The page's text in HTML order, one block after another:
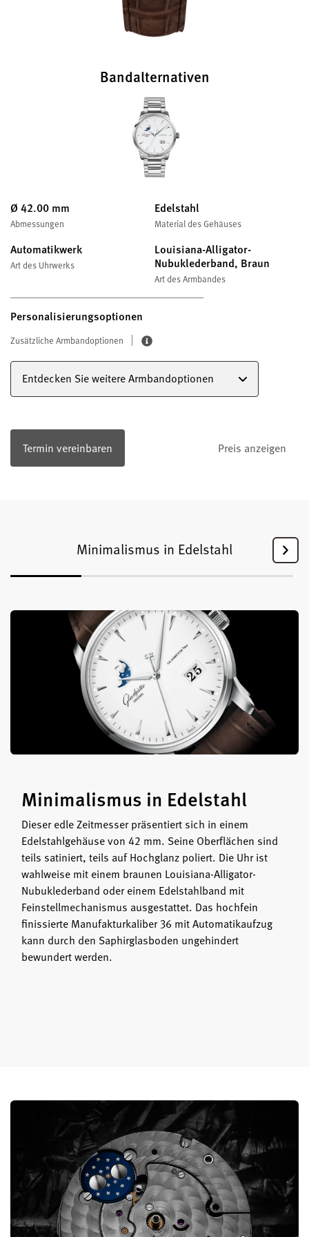
Bandalternativen
Ø 42.00 mm
Abmessungen
Edelstahl
Material des Gehäuses
Automatikwerk
Art des Uhrwerks
Louisiana-Alligator-
Nubuklederband, Braun
Art des Armbandes
Personalisierungsoptionen
Zusätzliche Armbandoptionen
Entdecken Sie weitere Armbandoptionen
Termin vereinbaren Preis anzeigen
Minimalismus in Edelstahl
Minimalismus in Edelstahl
Dieser edle Zeitmesser präsentiert sich in einem
Edelstahlgehäuse von 42 mm. Seine Oberflächen sind
teils satiniert, teils auf Hochglanz poliert. Die Uhr ist
wahlweise mit einem braunen Louisiana-Alligator-
Nubuklederband oder einem Edelstahlband mit
Feinstellmechanismus ausgestattet. Das hochfein
finissierte Manufakturkaliber 36 mit Automatikaufzug
kann durch den Saphirglasboden ungehindert
bewundert werden.